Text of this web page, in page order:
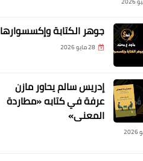
جوهر الكتابة وإكسسوارها
28 مايو 2026
إدريس سالم يحاور مازن
عرفة في كتابه «مطاردة
المعنى»